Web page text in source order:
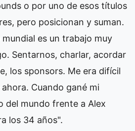
o por uno de esos títulos
pero posicionan y suman.
es un trabajo muy
Sentarnos, charlar, acordar
los sponsors. Me era difícil
Cuando gané mi
del mundo frente a Alex
los 34 años".